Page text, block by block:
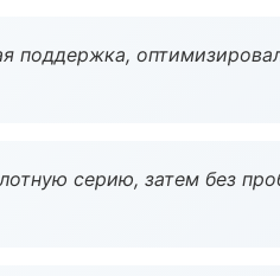
поддержка,
серию, затем без